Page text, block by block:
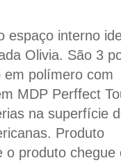
espaço interno
Olivia. São 3
em polímero com
MDP Perffect
na superfície
Produto
o produto chegue